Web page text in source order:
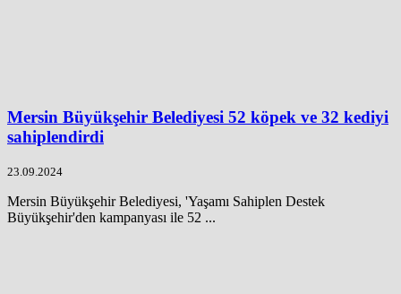
Mersin Büyükşehir Belediyesi 52 köpek ve 32 kediyi
sahiplendirdi
23.09.2024
Mersin Büyükşehir Belediyesi, 'Yaşamı Sahiplen Destek
Büyükşehir'den kampanyası ile 52 ...